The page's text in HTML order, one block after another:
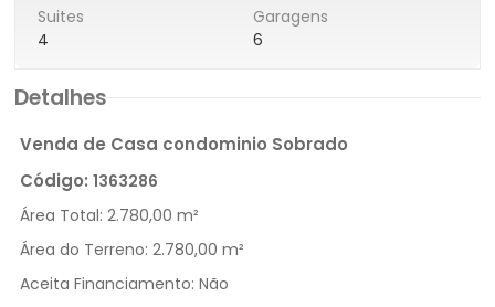
Suites
4
Garagens
6
Detalhes
Venda de Casa condominio Sobrado
Código: 1363286
Área Total: 2.780,00 m²
Área do Terreno: 2.780,00 m²
Aceita Financiamento: Não